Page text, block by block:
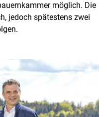
möglich. Die
jedoch spätestens zwei